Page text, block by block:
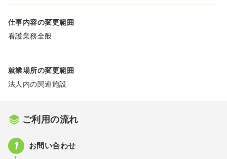
仕事内容の変更範囲
看護業務全般
就業場所の変更範囲
法人内の関連施設
ご利用の流れ
お問い合わせ